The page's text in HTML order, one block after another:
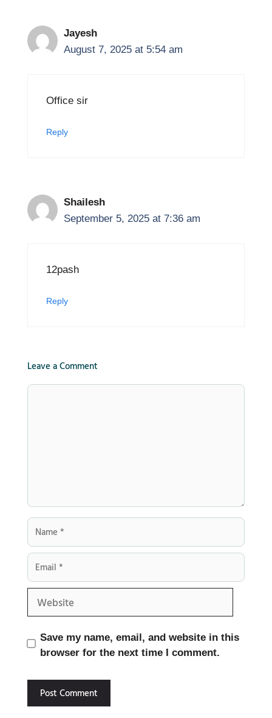
Jayesh
August 7, 2025 at 5:54 am
Office sir
Reply
Shailesh
September 5, 2025 at 7:36 am
12pash
Reply
Leave a Comment
Save my name, email, and website in this
browser for the next time I comment.